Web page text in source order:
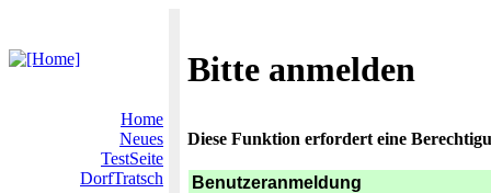
Bitte anmelden
Home
Neues
TestSeite
DorfTratsch
Diese Funktion erfordert eine
Benutzeranmeldung